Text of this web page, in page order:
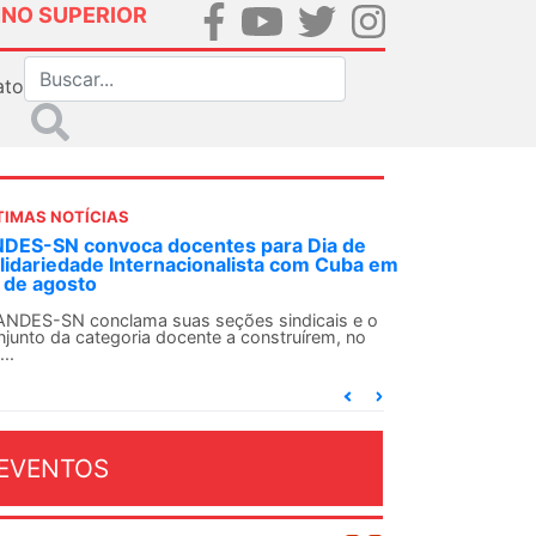
SUPERIOR
NOTÍCIAS
SN convoca docentes para Dia de
Internacionalista com Cuba em
de agosto
SN conclama suas seções sindicais e o
da categoria docente a construírem, no